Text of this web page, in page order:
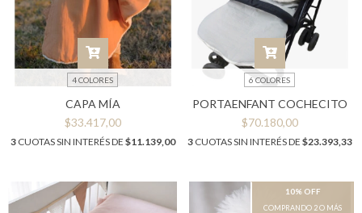
4 COLORES
CAPA MÍA
$33.417,00
3CUOTAS SIN INTERÉS DE $11.139,00
6 COLORES
PORTAENFANT COCHECITO
$70.180,00
3CUOTAS SIN INTERÉS DE $23.393,33
10% OFF
COMPRANDO 2 O MÁS